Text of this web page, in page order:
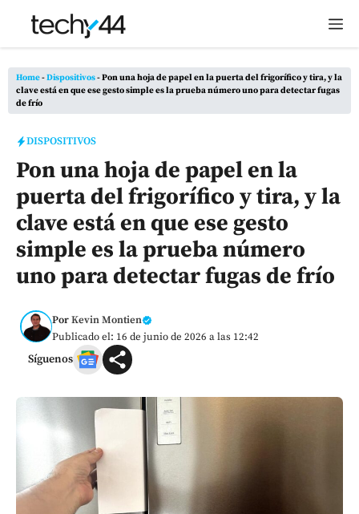
Saltar
Home-Dispositivos-Pon una hoja de papel en la puerta del frigorífico y tira, y la
clave está en que ese gesto simple es la prueba número uno para detectar fugas
de frío
DISPOSITIVOS
Pon una hoja de papel en la
puerta del frigorífico y tira, y la
clave está en que ese gesto
simple es la prueba número
uno para detectar fugas de frío
PorKevin Montien
Publicado el: 16 de junio de 2026 a las 12:42
Síguenos